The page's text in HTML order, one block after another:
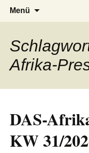
AFRICA
Seit 1998:
zu Afrika
Menü
Afrika-
DAS-
KW 31/